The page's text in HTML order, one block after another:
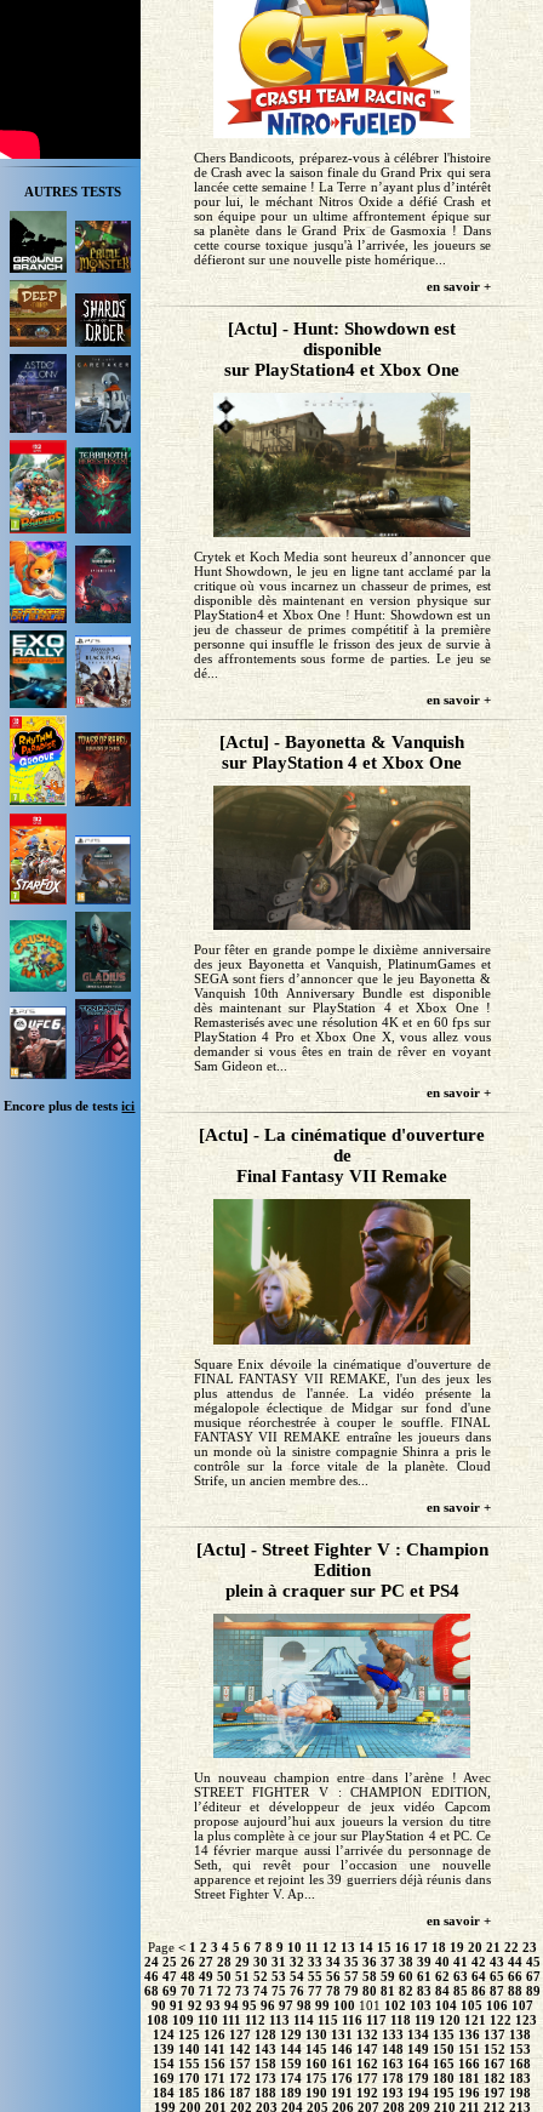
AUTRES TESTS
Encore plus de testsici
Chers Bandicoots, préparez-vous à célébrer l'histoire
de Crash avec la saison finale du Grand Prix qui sera
lancée cette semaine ! La Terre n’ayant plus d’intérêt
pour lui, le méchant Nitros Oxide a défié Crash et
son équipe pour un ultime affrontement épique sur
sa planète dans le Grand Prix de Gasmoxia ! Dans
cette course toxique jusqu'à l’arrivée, les joueurs se
défieront sur une nouvelle piste homérique...
en savoir +
[Actu] - Hunt: Showdown est
disponible
sur PlayStation4 et Xbox One
Crytek et Koch Media sont heureux d’annoncer que
Hunt Showdown, le jeu en ligne tant acclamé par la
critique où vous incarnez un chasseur de primes, est
disponible dès maintenant en version physique sur
PlayStation4 et Xbox One ! Hunt: Showdown est un
jeu de chasseur de primes compétitif à la première
personne qui insuffle le frisson des jeux de survie à
des affrontements sous forme de parties. Le jeu se
dé...
en savoir +
[Actu] - Bayonetta & Vanquish
sur PlayStation 4 et Xbox One
Pour fêter en grande pompe le dixième anniversaire
des jeux Bayonetta et Vanquish, PlatinumGames et
SEGA sont fiers d’annoncer que le jeu Bayonetta &
Vanquish 10th Anniversary Bundle est disponible
dès maintenant sur PlayStation 4 et Xbox One !
Remasterisés avec une résolution 4K et en 60 fps sur
PlayStation 4 Pro et Xbox One X, vous allez vous
demander si vous êtes en train de rêver en voyant
Sam Gideon et...
en savoir +
[Actu] - La cinématique d'ouverture
de
Final Fantasy VII Remake
Square Enix dévoile la cinématique d'ouverture de
FINAL FANTASY VII REMAKE, l'un des jeux les
plus attendus de l'année. La vidéo présente la
mégalopole éclectique de Midgar sur fond d'une
musique réorchestrée à couper le souffle. FINAL
FANTASY VII REMAKE entraîne les joueurs dans
un monde où la sinistre compagnie Shinra a pris le
contrôle sur la force vitale de la planète. Cloud
Strife, un ancien membre des...
en savoir +
[Actu] - Street Fighter V : Champion
Edition
plein à craquer sur PC et PS4
Un nouveau champion entre dans l’arène ! Avec
STREET FIGHTER V : CHAMPION EDITION,
l’éditeur et développeur de jeux vidéo Capcom
propose aujourd’hui aux joueurs la version du titre
la plus complète à ce jour sur PlayStation 4 et PC. Ce
14 février marque aussi l’arrivée du personnage de
Seth, qui revêt pour l’occasion une nouvelle
apparence et rejoint les 39 guerriers déjà réunis dans
Street Fighter V. Ap...
en savoir +
Page < 1 2 3 4 5 6 7 8 9 10 11 12 13 14 15 16 17 18 19 20 21 22 23
24 25 26 27 28 29 30 31 32 33 34 35 36 37 38 39 40 41 42 43 44 45
46 47 48 49 50 51 52 53 54 55 56 57 58 59 60 61 62 63 64 65 66 67
68 69 70 71 72 73 74 75 76 77 78 79 80 81 82 83 84 85 86 87 88 89
90 91 92 93 94 95 96 97 98 99 100 101 102 103 104 105 106 107
108 109 110 111 112 113 114 115 116 117 118 119 120 121 122 123
124 125 126 127 128 129 130 131 132 133 134 135 136 137 138
139 140 141 142 143 144 145 146 147 148 149 150 151 152 153
154 155 156 157 158 159 160 161 162 163 164 165 166 167 168
169 170 171 172 173 174 175 176 177 178 179 180 181 182 183
184 185 186 187 188 189 190 191 192 193 194 195 196 197 198
199 200 201 202 203 204 205 206 207 208 209 210 211 212 213